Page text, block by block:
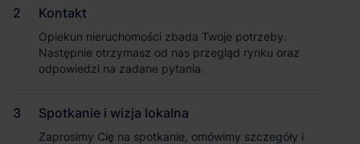
Magazyn Panattoni Park Mszczonów I
Kontakt
Opiekun nieruchomości zbada Twoje potrzeby.
Następnie otrzymasz od nas przegląd rynku oraz
odpowiedzi na zadane pytania.
Spotkanie i wizja lokalna
Zaprosimy Cię na spotkanie, omówimy szczegóły i
Nazwa firmy
Email służbowy
Kontakt
Opiekun nieruchomości zbada Twoje potrzeby.
Następnie otrzymasz od nas przegląd rynku oraz
odpowiedzi na zadane pytania.
Spotkanie i wizja lokalna
Zaprosimy Cię na spotkanie, omówimy szczegóły i